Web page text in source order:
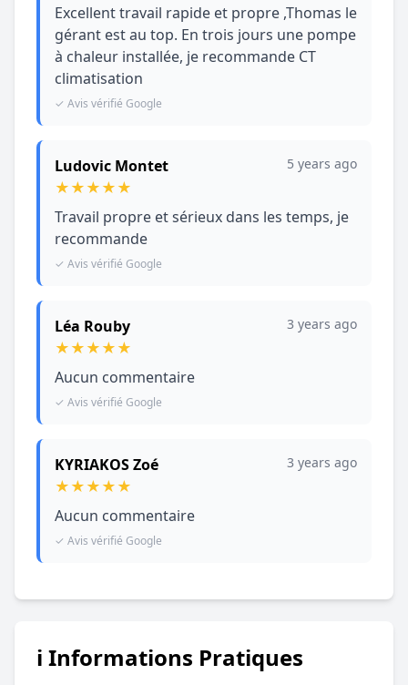
Excellent travail rapide et propre ,Thomas le
gérant est au top. En trois jours une pompe
à chaleur installée, je recommande CT
climatisation
✓ Avis vérifié Google
Ludovic Montet
★★★★★
5 years ago
Travail propre et sérieux dans les temps, je
recommande
✓ Avis vérifié Google
Léa Rouby
★★★★★
3 years ago
Aucun commentaire
✓ Avis vérifié Google
KYRIAKOS Zoé
★★★★★
3 years ago
Aucun commentaire
✓ Avis vérifié Google
ℹ️ Informations Pratiques